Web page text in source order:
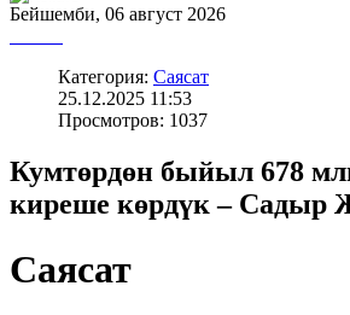
Бейшемби, 06 август 2026
Категория: Саясат
25.12.2025 11:53
Просмотров: 1037
Кумтөрдөн быйыл 678
киреше көрдүк – Садыр
Саясат